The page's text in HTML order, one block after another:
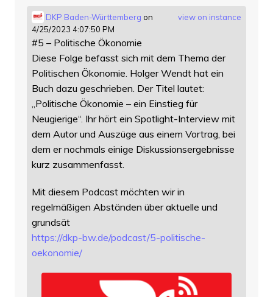
view on instance
DKP Baden-Württemberg on
4/25/2023 4:07:50 PM
#5 – Politische Ökonomie
Diese Folge befasst sich mit dem Thema der
Politischen Ökonomie. Holger Wendt hat ein
Buch dazu geschrieben. Der Titel lautet:
„Politische Ökonomie – ein Einstieg für
Neugierige“. Ihr hört ein Spotlight-Interview mit
dem Autor und Auszüge aus einem Vortrag, bei
dem er nochmals einige Diskussionsergebnisse
kurz zusammenfasst.
Mit diesem Podcast möchten wir in
regelmäßigen Abständen über aktuelle und
grundsät
https://dkp-bw.de/podcast/5-politische-
oekonomie/